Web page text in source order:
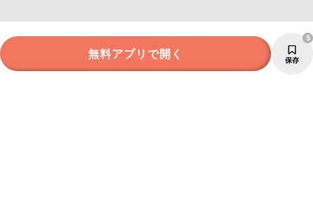
無料アプリで開く 保存
5